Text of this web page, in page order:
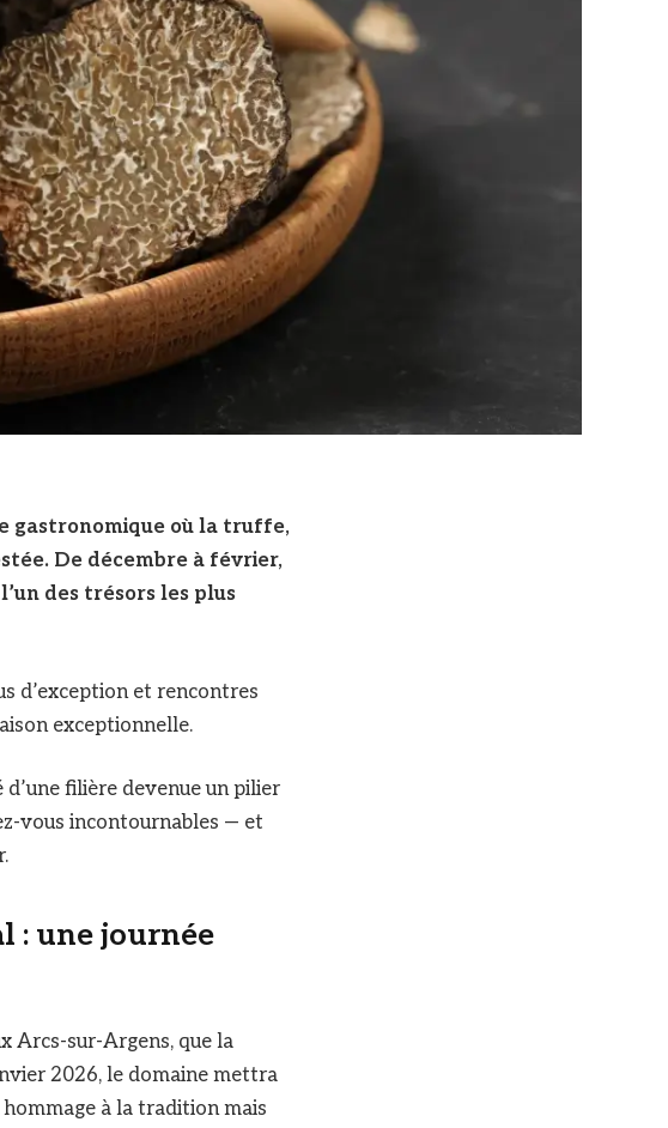
gastronomique où la truffe,
De décembre à février,
des trésors les plus
d’exception et rencontres
exceptionnelle.
filière devenue un pilier
vous incontournables — et
: une journée
Arcs-sur-Argens, que la
2026, le domaine mettra
à la tradition mais